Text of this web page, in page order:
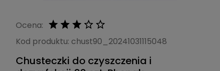
Ocena:
Kod produktu: chust90_20241031115048
Chusteczki do czyszczenia i